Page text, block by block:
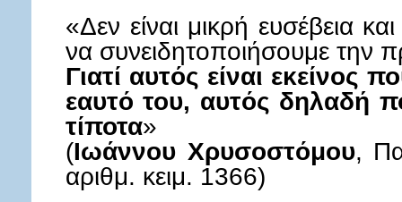
«Δεν είναι μικρή ευσέβεια
να συνειδητοποιήσουμε την
Γιατί αυτός είναι εκείνος
εαυτό του, αυτός δηλαδή
τίποτα»
(Ιωάννου Χρυσοστόμου,
αριθμ. κειμ. 1366)